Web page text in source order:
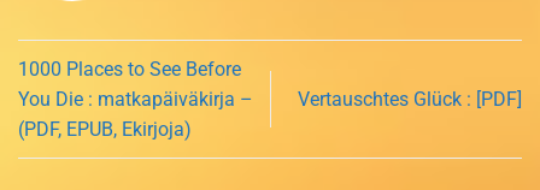
1000 Places to See Before
You Die : matkapäiväkirja –
(PDF, EPUB, Ekirjoja)
Vertauschtes Glück : [PDF]